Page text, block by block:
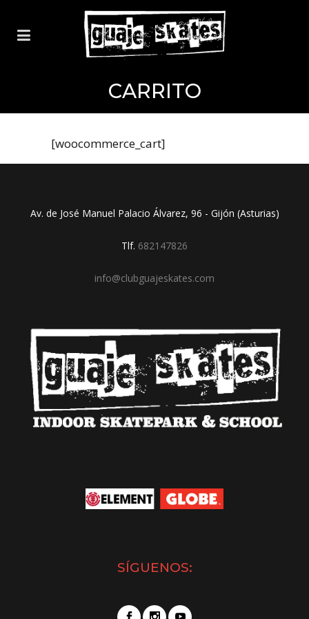
CARRITO
[woocommerce_cart]
Av. de José Manuel Palacio Álvarez, 96 - Gijón (Asturias)
Tlf. 682147826
info@clubguajeskates.com
SÍGUENOS: